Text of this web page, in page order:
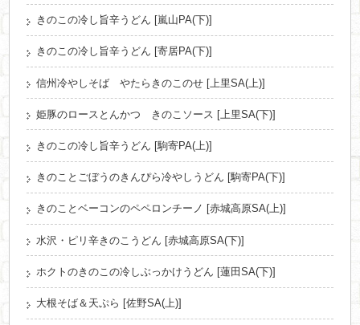
きのこの冷し旨辛うどん [嵐山PA(下)]
きのこの冷し旨辛うどん [寄居PA(下)]
信州冷やしそば やたらきのこのせ [上里SA(上)]
姫豚のロースとんかつ きのこソース [上里SA(下)]
きのこの冷し旨辛うどん [駒寄PA(上)]
きのことごぼうのきんぴら冷やしうどん [駒寄PA(下)]
きのことベーコンのペペロンチーノ [赤城高原SA(上)]
水沢・ピリ辛きのこうどん [赤城高原SA(下)]
ホクトのきのこの冷しぶっかけうどん [蓮田SA(下)]
大根そば＆天ぷら [佐野SA(上)]